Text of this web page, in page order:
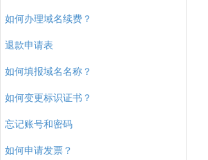
如何办理域名续费？
退款申请表
如何填报域名名称？
如何变更标识证书？
忘记账号和密码
如何申请发票？